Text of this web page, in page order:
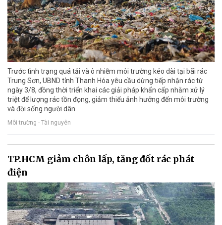
Trước tình trạng quá tải và ô nhiễm môi trường kéo dài tại bãi rác
Trung Sơn, UBND tỉnh Thanh Hóa yêu cầu dừng tiếp nhận rác từ
ngày 3/8, đồng thời triển khai các giải pháp khẩn cấp nhằm xử lý
triệt để lượng rác tồn đọng, giảm thiểu ảnh hưởng đến môi trường
và đời sống người dân.
Môi trường - Tài nguyên
TP.HCM giảm chôn lấp, tăng đốt rác phát
điện